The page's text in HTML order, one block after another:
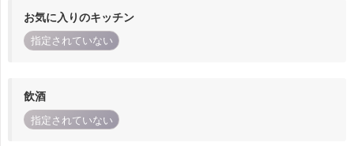
お気に入りのキッチン
指定されていない
飲酒
指定されていない